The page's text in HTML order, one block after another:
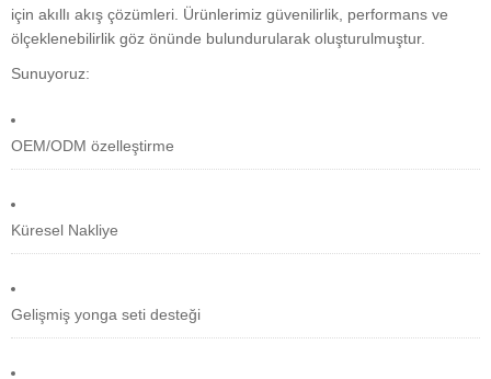
için akıllı akış çözümleri. Ürünlerimiz güvenilirlik, performans ve
ölçeklenebilirlik göz önünde bulundurularak oluşturulmuştur.
Sunuyoruz:
OEM/ODM özelleştirme
Küresel Nakliye
Gelişmiş yonga seti desteği